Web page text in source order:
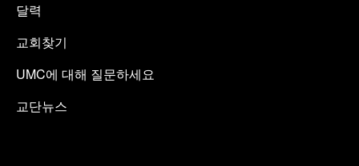
달력
교회찾기
UMC에 대해 질문하세요
교단뉴스